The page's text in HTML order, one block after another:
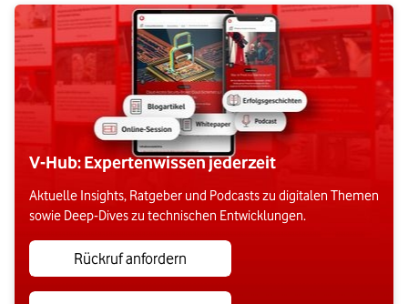
V-Hub: Expertenwissen jederzeit
Aktuelle Insights, Ratgeber und Podcasts zu digitalen Themen
sowie Deep-Dives zu technischen Entwicklungen.
Rückruf anfordern